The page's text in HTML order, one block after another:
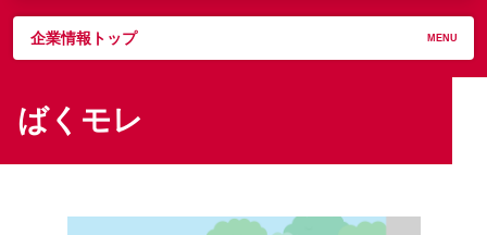
企業情報トップ MENU
ばくモレ